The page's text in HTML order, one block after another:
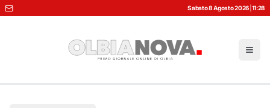
Sabato 8 Agosto 2026 11:28